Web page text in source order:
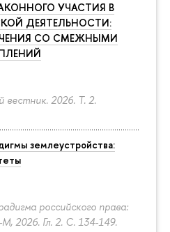
УЧАСТИЯ В
ДЕЯТЕЛЬНОСТИ:
СО СМЕЖНЫМИ
вестник. 2026. Т. 2.
землеустройства:
российского права:
2026. Гл. 2. С. 134-149.